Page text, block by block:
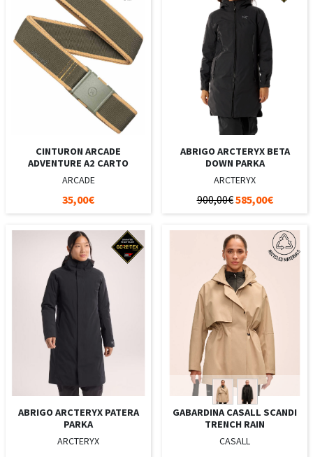
CINTURON ARCADE
ADVENTURE A2 CARTO
ARCADE
35,00€
ABRIGO ARCTERYX BETA
DOWN PARKA
ARCTERYX
900,00€585,00€
ABRIGO ARCTERYX PATERA
PARKA
ARCTERYX
GABARDINA CASALL SCANDI
TRENCH RAIN
CASALL